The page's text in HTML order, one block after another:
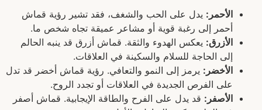
الأحمر: يدل على الحب والشغف، فقد تشير رؤية قماش
أحمر إلى رغبة قوية أو مشاعر عميقة تجاه شخص ما.
الأزرق: يعكس الهدوء والثقة. قماش أزرق قد ينبه الحالم
إلى الحاجة للسلام والسكينة في العلاقات.
الأخضر: يرمز إلى النمو والتعافي. رؤية قماش أخضر قد تدل
على الفرص الجديدة في العلاقات أو تجدد الروح.
الأصفر: قد يدل على الفرح والطاقة الإيجابية. قماش أصفر